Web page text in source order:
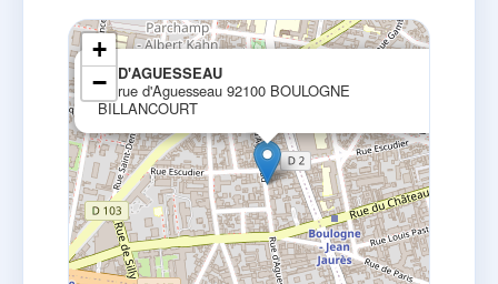
41 D'AGUESSEAU
41 rue d'Aguesseau 92100 BOULOGNE
BILLANCOURT
+
−